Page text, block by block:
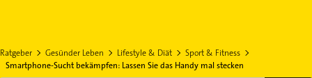
Ratgeber Gesünder Leben Lifestyle & Diät
Sport & Fitness
Smartphone-Sucht bekämpfen: Lassen Sie das Handy mal stecken